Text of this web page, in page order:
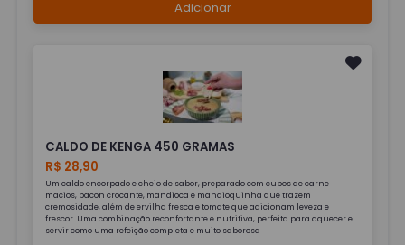
Adicionar
CALDO DE KENGA 450 GRAMAS
R$ 28,90
Um caldo encorpado e cheio de sabor, preparado com cubos de carne
macios, bacon crocante, mandioca e mandioquinha que trazem
cremosidade, além de ervilha fresca e tomate que adicionam leveza e
frescor. Uma combinação reconfortante e nutritiva, perfeita para aquecer e
servir como uma refeição completa e muito saborosa